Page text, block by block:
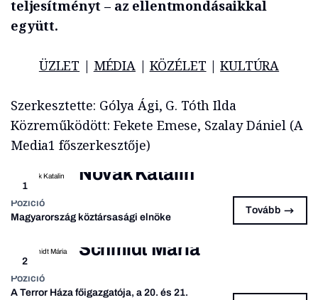
teljesítményt ­­– az ellentmondásaikkal
együtt.
ÜZLET | MÉDIA | KÖZÉLET |KULTÚRA
Szerkesztette: Gólya Ági, G. Tóth Ilda
Közreműködött: Fekete Emese, Szalay Dániel (A
Media1 főszerkesztője)
1
Novák Katalin
Pozíció
Magyarország köztársasági elnöke
Tovább
2
Schmidt Mária
Pozíció
A Terror Háza főigazgatója, a 20. és 21.